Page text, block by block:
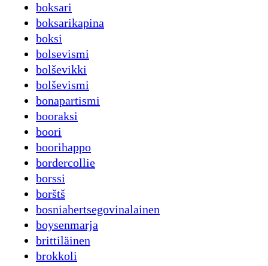
boksari
boksarikapina
boksi
bolsevismi
bolševikki
bolševismi
bonapartismi
booraksi
boori
boorihappo
bordercollie
borssi
borštš
bosniahertsegovinalainen
boysenmarja
brittiläinen
brokkoli